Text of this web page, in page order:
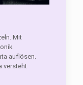
Mit
auflösen.
versteht